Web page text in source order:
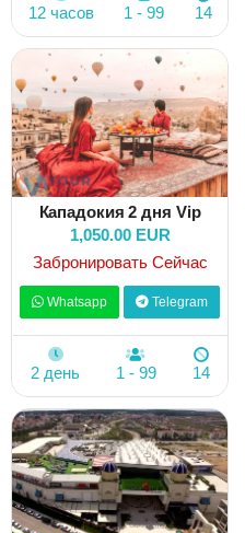
12 часов 1 - 99 14
Кападокия 2 дня Vip
1,050.00 EUR
Забронировать Сейчас
Whatsapp Telegram
2 день 1 - 99 14